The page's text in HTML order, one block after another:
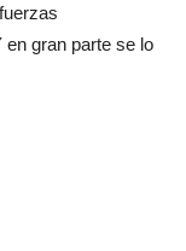
gran parte se lo